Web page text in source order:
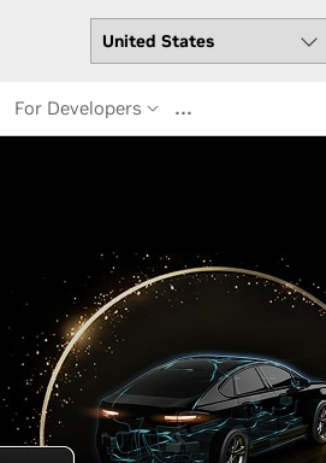
For Developers …